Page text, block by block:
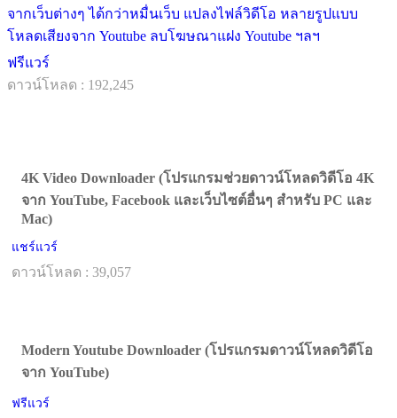
จากเว็บต่างๆ ได้กว่าหมื่นเว็บ แปลงไฟล์วิดีโอ หลายรูปแบบ
โหลดเสียงจาก Youtube ลบโฆษณาแฝง Youtube ฯลฯ
ฟรีแวร์
ดาวน์โหลด : 192,245
4K Video Downloader (โปรแกรมช่วยดาวน์โหลดวิดีโอ 4K
จาก YouTube, Facebook และเว็บไซต์อื่นๆ สำหรับ PC และ
Mac)
แชร์แวร์
ดาวน์โหลด : 39,057
Modern Youtube Downloader (โปรแกรมดาวน์โหลดวิดีโอ
จาก YouTube)
ฟรีแวร์